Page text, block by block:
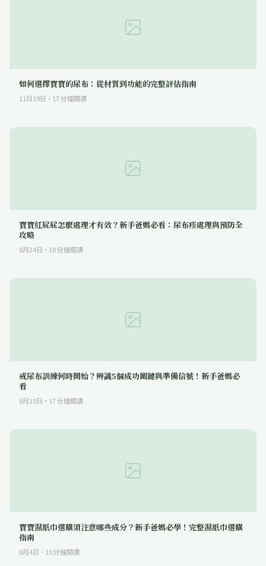
如何選擇寶寶的尿布：從材質到功能的完整評估指南
11月19日 · 17分鐘閱讀
寶寶紅屁屁怎麼處理才有效？新手爸媽必看：尿布疹處理與預防全
攻略
8月24日 · 18分鐘閱讀
戒尿布訓練何時開始？辨識5個成功關鍵與準備信號！新手爸媽必
看
8月19日 · 17分鐘閱讀
寶寶濕紙巾選購須注意哪些成分？新手爸媽必學！完整濕紙巾選購
指南
8月4日 · 15分鐘閱讀